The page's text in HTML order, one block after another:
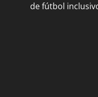
de fútbol